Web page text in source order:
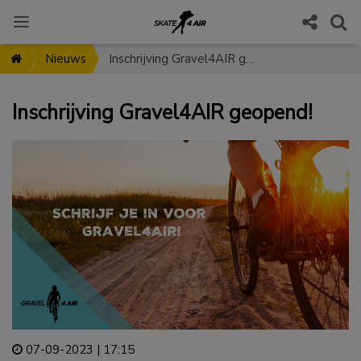
Nieuws Inschrijving Gravel4AIR geopend!
Inschrijving Gravel4AIR geopend!
07-09-2023 | 17:15